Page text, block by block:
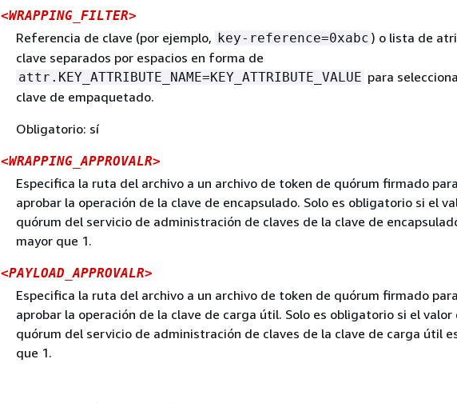
<WRAPPING_FILTER>
Referencia de clave (por ejemplo, key-reference=0xabc ) o lista de
clave separados por espacios en forma de
attr.KEY_ATTRIBUTE_NAME=KEY_ATTRIBUTE_VALUE para
clave de empaquetado.
Obligatorio: sí
<WRAPPING_APPROVALR>
Especifica la ruta del archivo a un archivo de token de quórum firmado para
aprobar la operación de la clave de encapsulado. Solo es obligatorio si el
quórum del servicio de administración de claves de la clave de
mayor que 1.
<PAYLOAD_APPROVALR>
Especifica la ruta del archivo a un archivo de token de quórum firmado para
aprobar la operación de la clave de carga útil. Solo es obligatorio si el valor
quórum del servicio de administración de claves de la clave de carga útil
que 1.